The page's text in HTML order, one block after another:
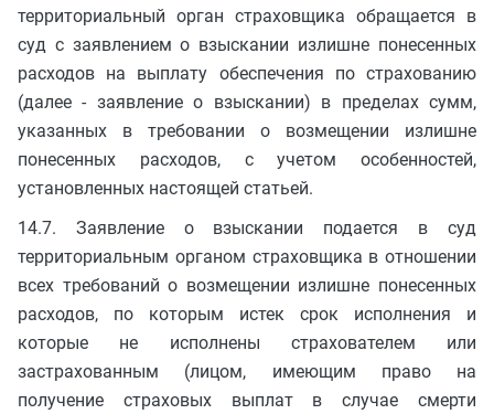
территориальный орган страховщика обращается в
суд с заявлением о взыскании излишне понесенных
расходов на выплату обеспечения по страхованию
(далее - заявление о взыскании) в пределах сумм,
указанных в требовании о возмещении излишне
понесенных расходов, с учетом особенностей,
установленных настоящей статьей.
14.7. Заявление о взыскании подается в суд
территориальным органом страховщика в отношении
всех требований о возмещении излишне понесенных
расходов, по которым истек срок исполнения и
которые не исполнены страхователем или
застрахованным (лицом, имеющим право на
получение страховых выплат в случае смерти